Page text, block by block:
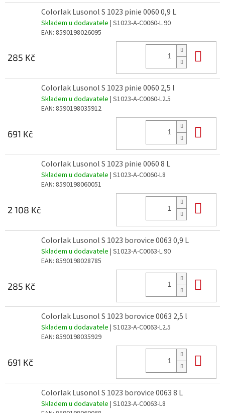
Colorlak Lusonol S 1023 pinie 0060 0,9 L
Skladem u dodavatele | S1023-A-C0060-L.90
EAN: 8590198026095
285 Kč
Colorlak Lusonol S 1023 pinie 0060 2,5 l
Skladem u dodavatele | S1023-A-C0060-L2.5
EAN: 8590198035912
691 Kč
Colorlak Lusonol S 1023 pinie 0060 8 L
Skladem u dodavatele | S1023-A-C0060-L8
EAN: 8590198060051
2 108 Kč
Colorlak Lusonol S 1023 borovice 0063 0,9 L
Skladem u dodavatele | S1023-A-C0063-L.90
EAN: 8590198028785
285 Kč
Colorlak Lusonol S 1023 borovice 0063 2,5 l
Skladem u dodavatele | S1023-A-C0063-L2.5
EAN: 8590198035929
691 Kč
Colorlak Lusonol S 1023 borovice 0063 8 L
Skladem u dodavatele | S1023-A-C0063-L8